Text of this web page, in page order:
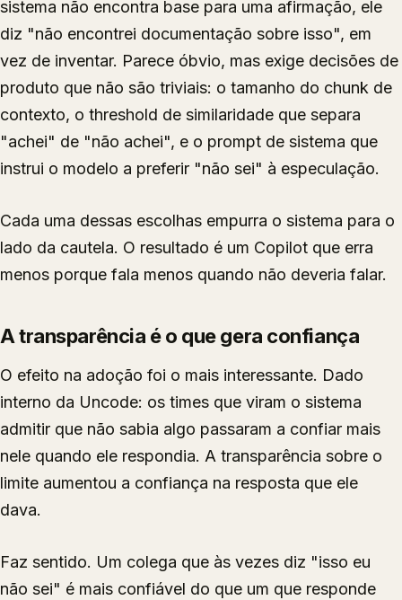
sistema não encontra base para uma afirmação, ele
diz "não encontrei documentação sobre isso", em
vez de inventar. Parece óbvio, mas exige decisões de
produto que não são triviais: o tamanho do chunk de
contexto, o threshold de similaridade que separa
"achei" de "não achei", e o prompt de sistema que
instrui o modelo a preferir "não sei" à especulação.
Cada uma dessas escolhas empurra o sistema para o
lado da cautela. O resultado é um Copilot que erra
menos porque fala menos quando não deveria falar.
A transparência é o que gera confiança
O efeito na adoção foi o mais interessante. Dado
interno da Uncode: os times que viram o sistema
admitir que não sabia algo passaram a confiar mais
nele quando ele respondia. A transparência sobre o
limite aumentou a confiança na resposta que ele
dava.
Faz sentido. Um colega que às vezes diz "isso eu
não sei" é mais confiável do que um que responde